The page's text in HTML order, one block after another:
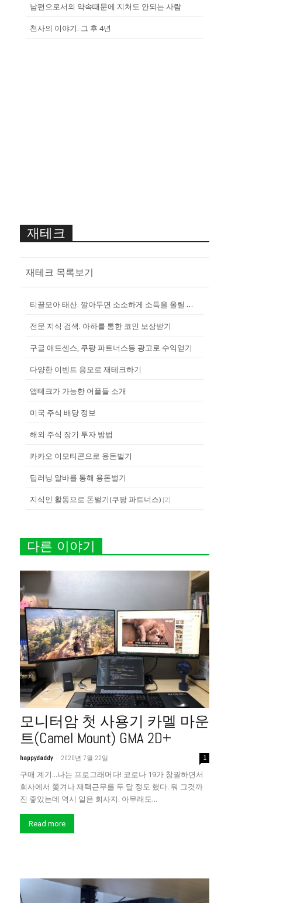
남편으로서의 약속때문에 지쳐도 안되는 사람
천사의 이야기. 그 후 4년
재테크
재테크 목록보기
티끌모아 태산. 깔아두면 소소하게 소득을 올릴 수 있는 앱
전문 지식 검색. 아하를 통한 코인 보상받기
구글 애드센스, 쿠팡 파트너스등 광고로 수익얻기
다양한 이벤트 응모로 재테크하기
앱테크가 가능한 어플들 소개
미국 주식 배당 정보
해외 주식 장기 투자 방법
카카오 이모티콘으로 용돈벌기
딥러닝 알바를 통해 용돈벌기
지식인 활동으로 돈벌기(쿠팡 파트너스) [2]
다른 이야기
모니터암 첫 사용기 카멜 마운
트(Camel Mount) GMA 2D+
happydaddy - 2020년 7월 22일 1
구매 계기...나는 프로그래머다! 코로나 19가 창궐하면서
회사에서 쫓겨나 재택근무를 두 달 정도 했다. 뭐 그것까
진 좋았는데 역시 일은 회사지. 아무래도...
Read more